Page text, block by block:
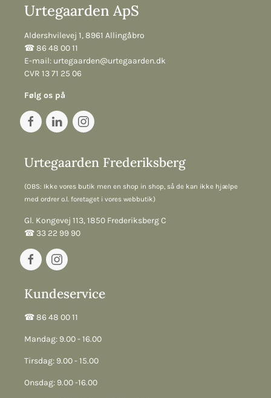
Urtegaarden ApS
Aldershvilevej 1, 8961 Allingåbro
☎︎ 86 48 00 11
E-mail: urtegaarden@urtegaarden.dk
CVR 13 71 25 06
Følg os på
Urtegaarden Frederiksberg
(OBS: Ikke vores butik men en shop in shop, så de kan ikke hjælpe
med ordrer o.l. foretaget i vores webbutik)
Gl. Kongevej 113, 1850 Frederiksberg C
☎︎ 33 22 99 90
Kundeservice
☎︎ 86 48 00 11
Mandag: 9.00 - 16.00
Tirsdag: 9.00 - 15.00
Onsdag: 9.00 -16.00